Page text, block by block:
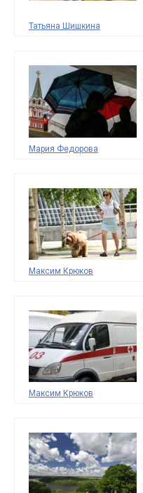
Татьяна Шишкина
Мария Федорова
Максим Крюков
Максим Крюков